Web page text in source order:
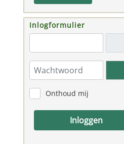
Inlogformulier
"Email adres"
Wachtwoord
Onthoud mij
Inloggen